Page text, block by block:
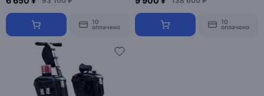
10
оплачено
10
оплачено